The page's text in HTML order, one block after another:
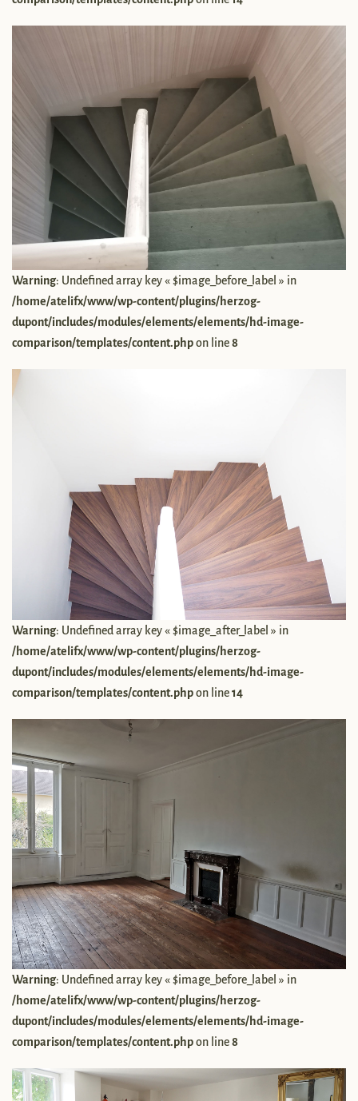
Warning: Undefined array key « $image_before_label » in
/home/atelifx/www/wp-content/plugins/herzog-
dupont/includes/modules/elements/elements/hd-image-
comparison/templates/content.phpon line8
Warning: Undefined array key « $image_after_label » in
/home/atelifx/www/wp-content/plugins/herzog-
dupont/includes/modules/elements/elements/hd-image-
comparison/templates/content.phpon line14
Warning: Undefined array key « $image_before_label » in
/home/atelifx/www/wp-content/plugins/herzog-
dupont/includes/modules/elements/elements/hd-image-
comparison/templates/content.phpon line8